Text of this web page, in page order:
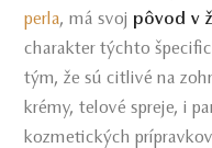
perla, má svoj pôvod v
charakter týchto
tým, že sú citlivé na
krémy, telové spreje, i
kozmetických